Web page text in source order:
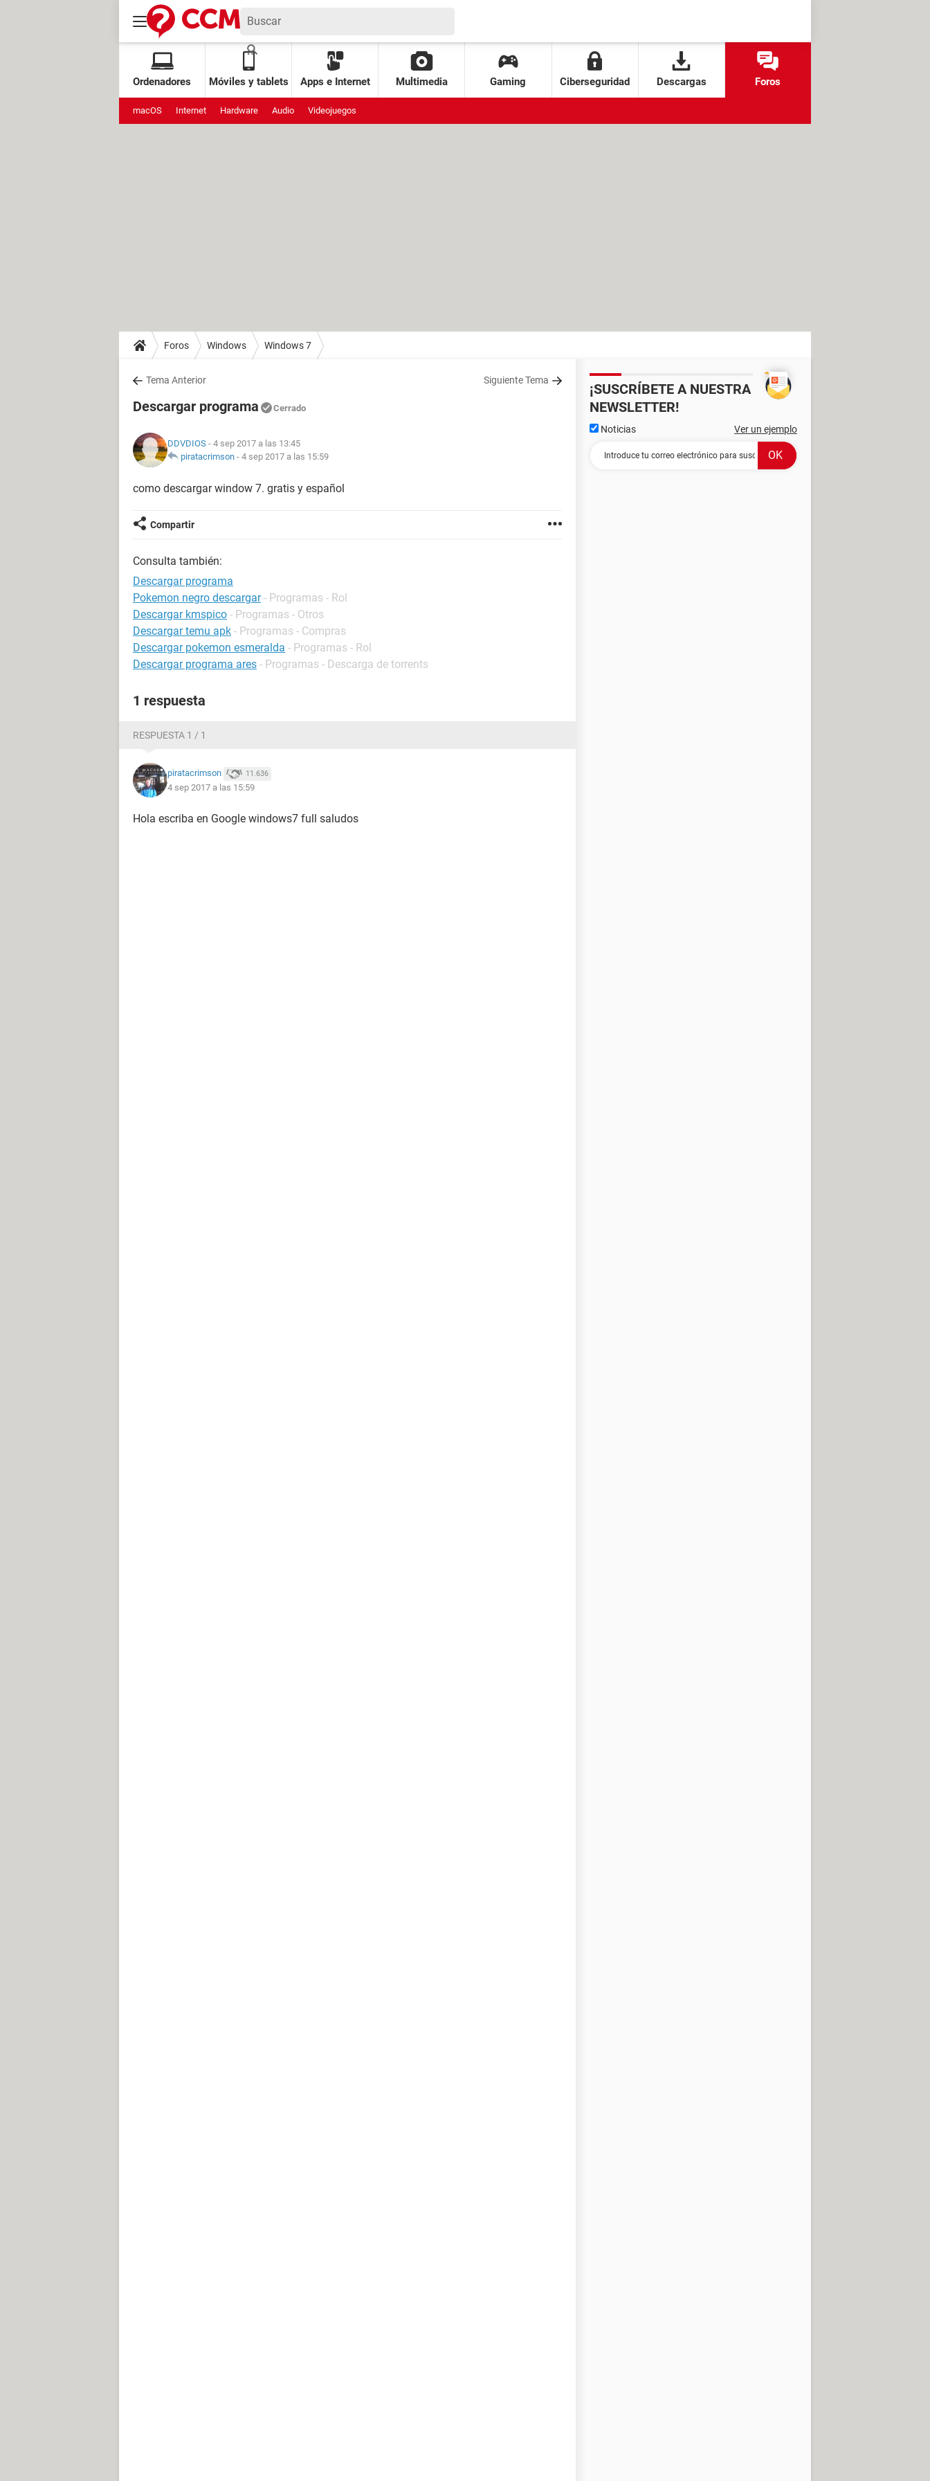
Ordenadores Móviles y tablets Apps e Internet Multimedia Gaming Ciberseguridad Descargas Foros
macOS Internet Hardware Audio Videojuegos
Foros Windows Windows 7
Tema Anterior Siguiente Tema
Descargar programa Cerrado
DDVDIOS - 4 sep 2017 a las 13:45
piratacrimson - 4 sep 2017 a las 15:59
como descargar window 7. gratis y español
Compartir
Consulta también:
Descargar programa
Pokemon negro descargar - Programas - Rol
Descargar kmspico - Programas - Otros
Descargar temu apk - Programas - Compras
Descargar pokemon esmeralda - Programas - Rol
Descargar programa ares - Programas - Descarga de torrents
1 respuesta
RESPUESTA 1 / 1
piratacrimson 11.636
4 sep 2017 a las 15:59
Hola escriba en Google windows7 full saludos
¡SUSCRÍBETE A NUESTRA
NEWSLETTER!
Noticias Ver un ejemplo